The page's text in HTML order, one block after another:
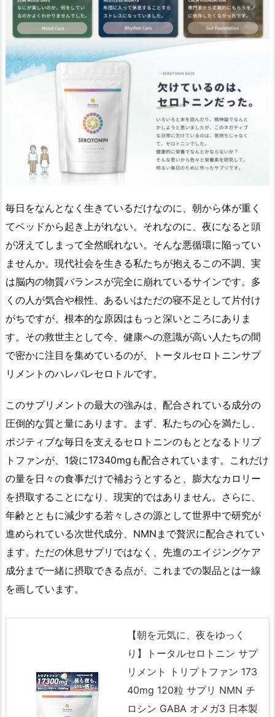
毎日をなんとなく生きているだけなのに、朝から体が重く
てベッドから起き上がれない。それなのに、夜になると頭
が冴えてしまって全然眠れない。そんな悪循環に陥ってい
ませんか。現代社会を生きる私たちが抱えるこの不調、実
は脳内の物質バランスが完全に崩れているサインです。多
くの人が気合や根性、あるいはただの寝不足として片付け
がちですが、根本的な原因はもっと深いところにありま
す。その救世主として今、健康への意識が高い人たちの間
で密かに注目を集めているのが、トータルセロトニンサプ
リメントのハレバレセロトルです。
このサプリメントの最大の強みは、配合されている成分の
圧倒的な質と量にあります。まず、私たちの心を満たし、
ポジティブな毎日を支えるセロトニンのもととなるトリプ
トファンが、1袋に17340mgも配合されています。これだけ
の量を日々の食事だけで補おうとすると、膨大なカロリー
を摂取することになり、現実的ではありません。さらに、
年齢とともに減少する若々しさの源として世界中で研究が
進められている次世代成分、NMNまで贅沢に配合されてい
ます。ただの休息サプリではなく、先進のエイジングケア
成分まで一緒に摂取できる点が、これまでの製品とは一線
を画しています。
【朝を元気に、夜をゆっく
り】トータルセロトニン サプ
リメント トリプトファン 173
40mg 120粒 サプリ NMN チ
ロシン GABA オメガ3 日本製